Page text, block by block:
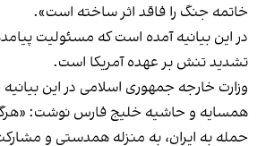
خاتمه جنگ را فاقد اثر ساخته است».
در این بیانیه آمده است که مسئولیت
تشدید تنش بر عهده آمریکا است.
وزارت خارجه جمهوری اسلامی در این
همسایه و حاشیه خلیج فارس نوشت:
حمله به ایران، به منزله همدستی و